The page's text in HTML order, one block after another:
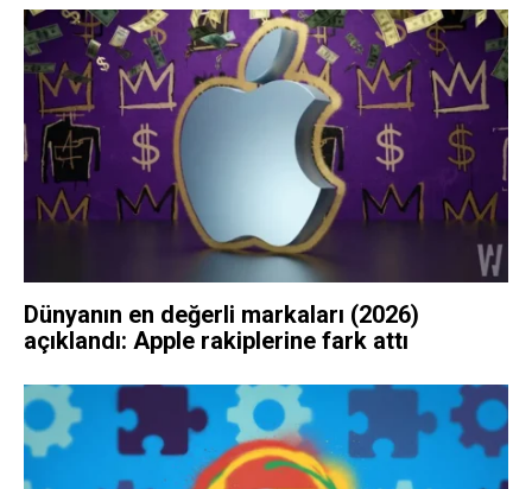
Dünyanın en değerli markaları (2026)
açıklandı: Apple rakiplerine fark attı